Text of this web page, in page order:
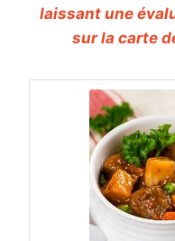
laissant une
sur la carte